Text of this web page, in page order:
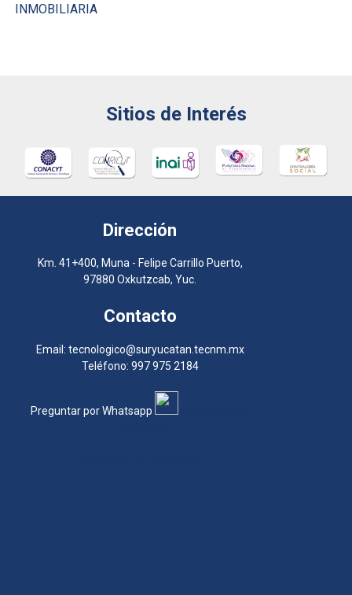
INMOBILIARIA
Sitios de Interés
Dirección
Km. 41+400, Muna - Felipe Carrillo Puerto,
97880 Oxkutzcab, Yuc.
Contacto
Email: tecnologico@suryucatan.tecnm.mx
Teléfono: 997 975 2184
Preguntar por Whatsapp